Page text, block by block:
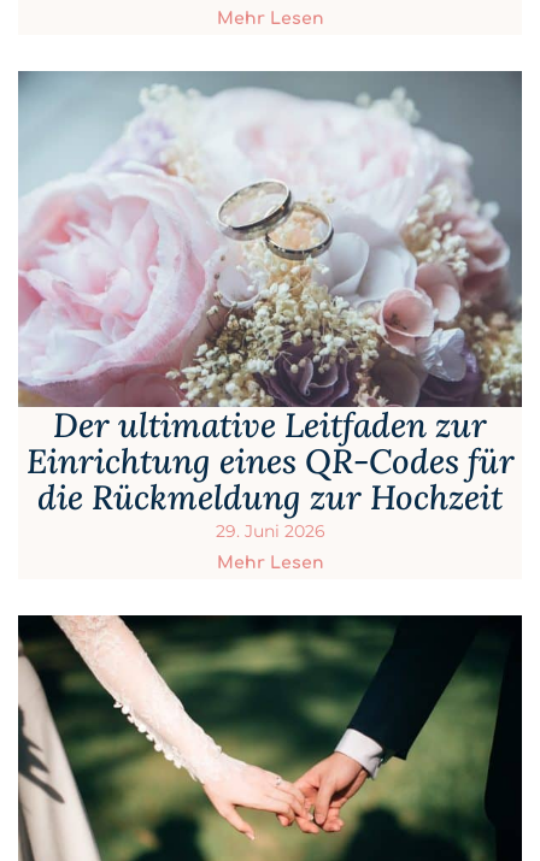
Mehr Lesen
Der ultimative Leitfaden zur
Einrichtung eines QR-Codes für
die Rückmeldung zur Hochzeit
29. Juni 2026
Mehr Lesen